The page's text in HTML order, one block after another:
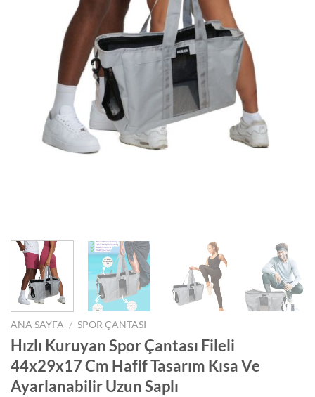
ANA SAYFA / SPOR ÇANTASI
Hızlı Kuruyan Spor Çantası Fileli
44x29x17 Cm Hafif Tasarım Kısa Ve
Ayarlanabilir Uzun Saplı